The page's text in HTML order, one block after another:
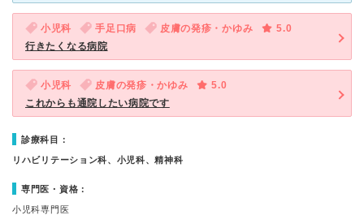
小児科 手足口病 皮膚の発疹・かゆみ
5.0
行きたくなる病院
小児科 皮膚の発疹・かゆみ
5.0
これからも通院したい病院です
診療科目：
リハビリテーション科、小児科、精神科
専門医・資格：
小児科専門医